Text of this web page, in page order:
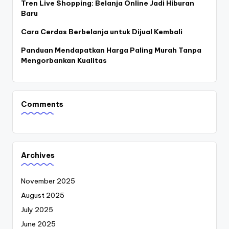
Tren Live Shopping: Belanja Online Jadi Hiburan
Baru
Cara Cerdas Berbelanja untuk Dijual Kembali
Panduan Mendapatkan Harga Paling Murah Tanpa
Mengorbankan Kualitas
Comments
Archives
November 2025
August 2025
July 2025
June 2025